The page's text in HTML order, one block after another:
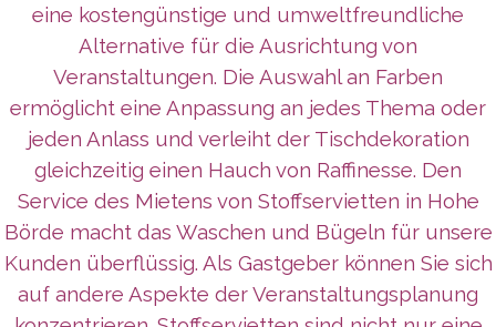
eine kostengünstige und umweltfreundliche
Alternative für die Ausrichtung von
Veranstaltungen. Die Auswahl an Farben
ermöglicht eine Anpassung an jedes Thema oder
jeden Anlass und verleiht der Tischdekoration
gleichzeitig einen Hauch von Raffinesse. Den
Service des Mietens von Stoffservietten in Hohe
Börde macht das Waschen und Bügeln für unsere
Kunden überflüssig. Als Gastgeber können Sie sich
auf andere Aspekte der Veranstaltungsplanung